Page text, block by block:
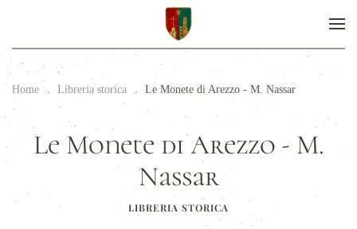
Home Libreria storica Le Monete di Arezzo - M. Nassar
Le Monete di Arezzo - M.
Nassar
LIBRERIA STORICA